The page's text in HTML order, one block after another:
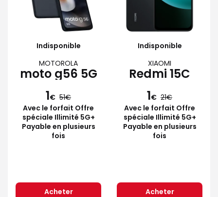
Indisponible
MOTOROLA
moto g56 5G
1€ 51
Avec le forfait Offre
spéciale Illimité 5G+
Payable en plusieurs
fois
Acheter
Indisponible
XIAOMI
Redmi 15C
1€ 21
Avec le forfait Offre
spéciale Illimité 5G+
Payable en plusieurs
fois
Acheter